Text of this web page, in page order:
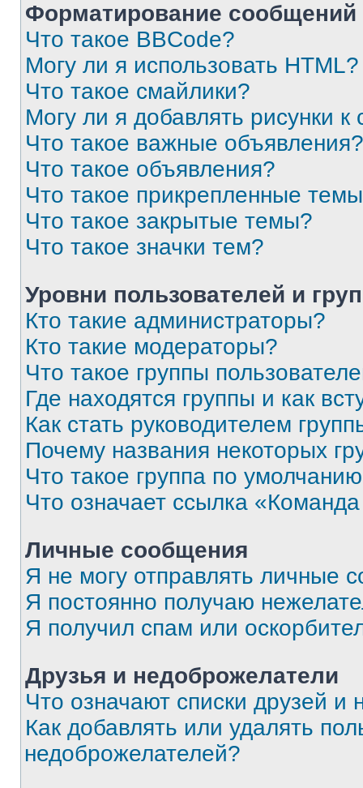
Форматирование
Что такое BBCode?
Могу ли я использовать HTML?
Что такое смайлики?
Могу ли я добавлять рисунки
Что такое важные объявления?
Что такое объявления?
Что такое прикрепленные
Что такое закрытые темы?
Что такое значки тем?
Уровни пользователей и
Кто такие администраторы?
Кто такие модераторы?
Что такое группы
Где находятся группы и как
Как стать руководителем
Почему названия некоторых
Что такое группа по
Что означает ссылка
Личные сообщения
Я не могу отправлять личные
Я постоянно получаю
Я получил спам или
Друзья и недоброжелатели
Что означают списки друзей и
Как добавлять или удалять
недоброжелателей?